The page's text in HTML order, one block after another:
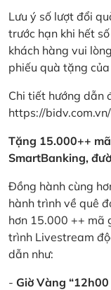
Lưu ý số lượt đổi
trước hạn khi hết
khách hàng vui
phiếu quà tặng
Chi tiết hướng dẫn
https://
Tặng 15.000++
SmartBanking,
Đồng hành cùng
hành trình về quê
hơn 15.000 ++ mã
trình Livestream
dẫn như:
- Giờ Vàng